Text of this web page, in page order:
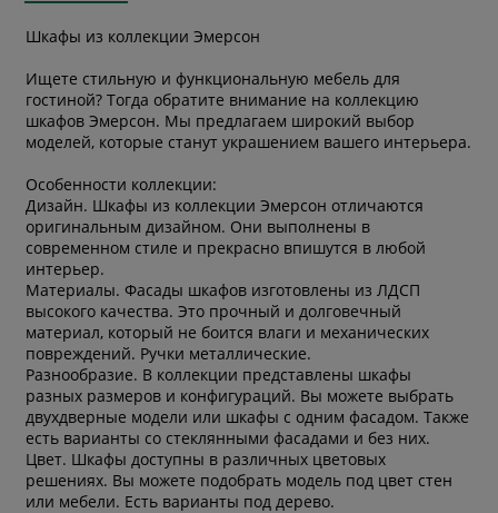
Шкафы из коллекции Эмерсон
Ищете стильную и функциональную мебель для
гостиной? Тогда обратите внимание на коллекцию
шкафов Эмерсон. Мы предлагаем широкий выбор
моделей, которые станут украшением вашего интерьера.
Особенности коллекции:
Дизайн. Шкафы из коллекции Эмерсон отличаются
оригинальным дизайном. Они выполнены в
современном стиле и прекрасно впишутся в любой
интерьер.
Материалы. Фасады шкафов изготовлены из ЛДСП
высокого качества. Это прочный и долговечный
материал, который не боится влаги и механических
повреждений. Ручки металлические.
Разнообразие. В коллекции представлены шкафы
разных размеров и конфигураций. Вы можете выбрать
двухдверные модели или шкафы с одним фасадом. Также
есть варианты со стеклянными фасадами и без них.
Цвет. Шкафы доступны в различных цветовых
решениях. Вы можете подобрать модель под цвет стен
или мебели. Есть варианты под дерево.